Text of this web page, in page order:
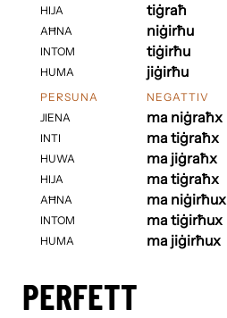
HIJA
AĦNA
INTOM
HUMA
tiġraħ
niġirħu
tiġirħu
jiġirħu
PERSUNA
JIENA
INTI
HUWA
HIJA
AĦNA
INTOM
HUMA
NEGATTIV
ma niġraħx
ma tiġraħx
ma jiġraħx
ma tiġraħx
ma niġirħux
ma tiġirħux
ma jiġirħux
PERFETT